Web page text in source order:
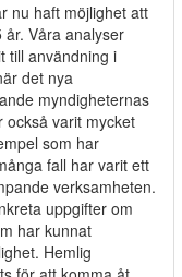
nu haft möjlighet att
Våra analyser
till användning i
det nya
myndigheternas
också varit mycket
som har
fall har varit ett
verksamheten.
uppgifter om
har kunnat
Hemlig